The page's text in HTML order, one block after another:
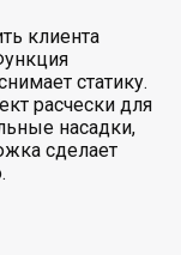
клиента
статику.
расчески для
насадки,
сделает